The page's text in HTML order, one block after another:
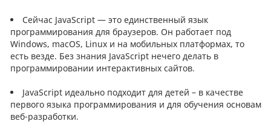
Сейчас JavaScript — это единственный язык
программирования для браузеров. Он работает под
Windows, macOS, Linux и на мобильных платформах, то
есть везде. Без знания JavaScript нечего делать в
программировании интерактивных сайтов.
JavaScript идеально подходит для детей – в качестве
первого языка программирования и для обучения основам
веб-разработки.